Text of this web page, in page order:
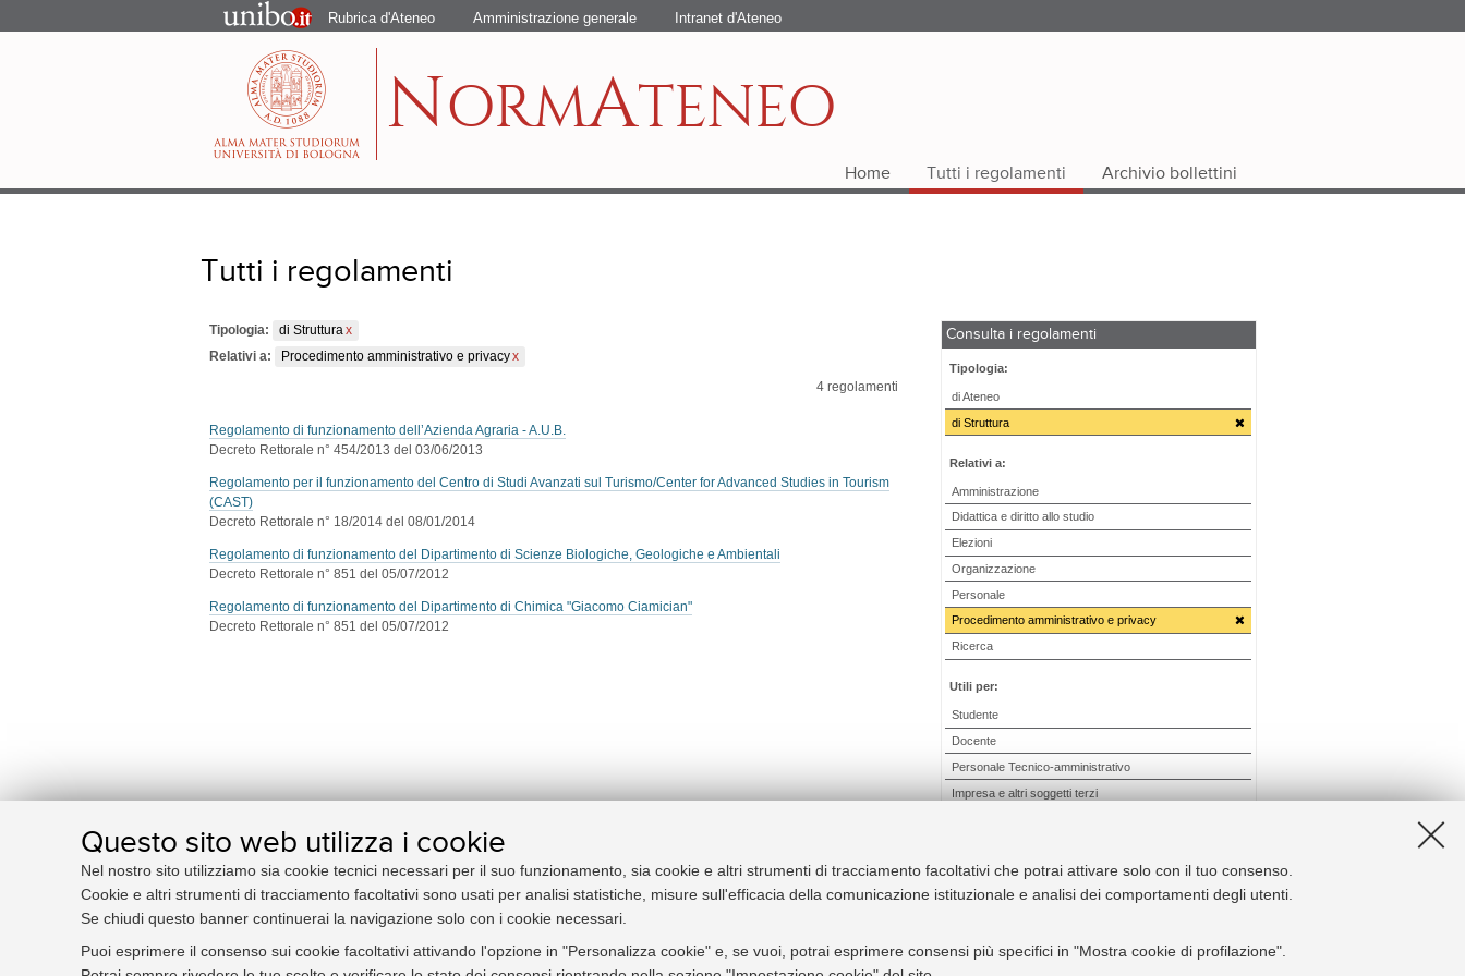
Questo sito web utilizza i cookie
Nel nostro sito utilizziamo sia cookie tecnici necessari per il suo funzionamento, sia cookie e altri strumenti di tracciamento facoltativi che potrai attivare solo con il tuo consenso.
Cookie e altri strumenti di tracciamento facoltativi sono usati per analisi statistiche, misure sull'efficacia della comunicazione istituzionale e analisi dei comportamenti degli utenti.
Se chiudi questo banner continuerai la navigazione solo con i cookie necessari.
Puoi esprimere il consenso sui cookie facoltativi attivando l'opzione in "Personalizza cookie" e, se vuoi, potrai esprimere consensi più specifici in "Mostra cookie di profilazione".
Portale
d'Ateneo
Rubrica d'Ateneo Amministrazione generale Intranet d'Ateneo
NORMATENEO
Home Tutti i regolamenti Archivio bollettini
Tutti i regolamenti
Tipologia:
di Struttura
Relativi a:
Procedimento amministrativo e privacy
4regolamenti
Regolamento di funzionamento dell’Azienda Agraria - A.U.B.
Decreto Rettorale n° 454/2013 del 03/06/2013
Regolamento per il funzionamento del Centro di Studi Avanzati sul Turismo/Center for Advanced Studies in Tourism
(CAST)
Decreto Rettorale n° 18/2014 del 08/01/2014
Regolamento di funzionamento del Dipartimento di Scienze Biologiche, Geologiche e Ambientali
Decreto Rettorale n° 851 del 05/07/2012
Regolamento di funzionamento del Dipartimento di Chimica "Giacomo Ciamician"
Decreto Rettorale n° 851 del 05/07/2012
Consulta i regolamenti
Tipologia:
di Ateneo
di Struttura
Relativi a:
Amministrazione
Didattica e diritto allo studio
Elezioni
Organizzazione
Personale
Procedimento amministrativo e privacy
Ricerca
Utili per:
Studente
Docente
Personale Tecnico-amministrativo
Impresa e altri soggetti terzi
Avvertenza:Si ricorda che i testi consultabili e
unicamente quello pubblicato a mezzo stampa sul
Bollettino ufficiale, salvo che non sia diversamente